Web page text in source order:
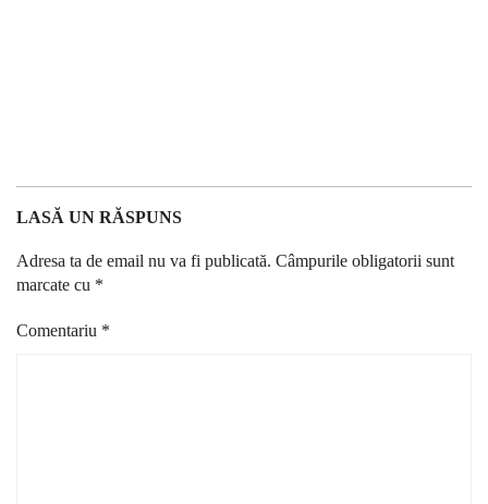
LASĂ UN RĂSPUNS
Adresa ta de email nu va fi publicată. Câmpurile obligatorii sunt
marcate cu *
Comentariu *